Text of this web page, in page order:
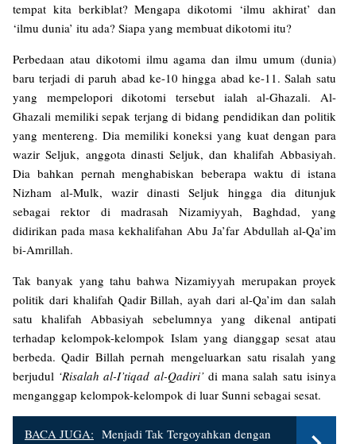
tempat kita berkiblat? Mengapa dikotomi ‘ilmu akhirat’ dan
‘ilmu dunia’ itu ada? Siapa yang membuat dikotomi itu?
Perbedaan atau dikotomi ilmu agama dan ilmu umum (dunia)
baru terjadi di paruh abad ke-10 hingga abad ke-11. Salah satu
yang mempelopori dikotomi tersebut ialah al-Ghazali. Al-
Ghazali memiliki sepak terjang di bidang pendidikan dan politik
yang mentereng. Dia memiliki koneksi yang kuat dengan para
wazir Seljuk, anggota dinasti Seljuk, dan khalifah Abbasiyah.
Dia bahkan pernah menghabiskan beberapa waktu di istana
Nizham al-Mulk, wazir dinasti Seljuk hingga dia ditunjuk
sebagai rektor di madrasah Nizamiyyah, Baghdad, yang
didirikan pada masa kekhalifahan Abu Ja’far Abdullah al-Qa’im
bi-Amrillah.
Tak banyak yang tahu bahwa Nizamiyyah merupakan proyek
politik dari khalifah Qadir Billah, ayah dari al-Qa’im dan salah
satu khalifah Abbasiyah sebelumnya yang dikenal antipati
terhadap kelompok-kelompok Islam yang dianggap sesat atau
berbeda. Qadir Billah pernah mengeluarkan satu risalah yang
berjudul ‘Risalah al-I’tiqad al-Qadiri’di mana salah satu isinya
menganggap kelompok-kelompok di luar Sunni sebagai sesat.
BACA JUGA: Menjadi Tak Tergoyahkan dengan